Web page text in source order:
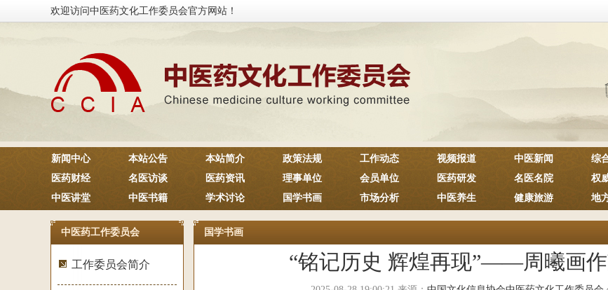
欢迎访问中医药文化工作委员会官方网站！
新闻中心 本站公告 本站简介 政策法规 工作动态 视频报道 中医新闻 综
医药财经
名医访谈 医药资讯 理事单位 会员单位 医药研发 名医名院 权
中医讲堂
中医书籍 学术讨论 国学书画 市场分析 中医养生 健康旅游 地
中医药工作委员会
工作委员会简介
国学书画
“铭记历史 辉煌再现”——周曦画